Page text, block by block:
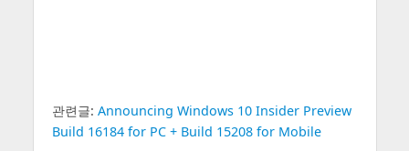
관련글: Announcing Windows 10 Insider Preview
Build 16184 for PC + Build 15208 for Mobile